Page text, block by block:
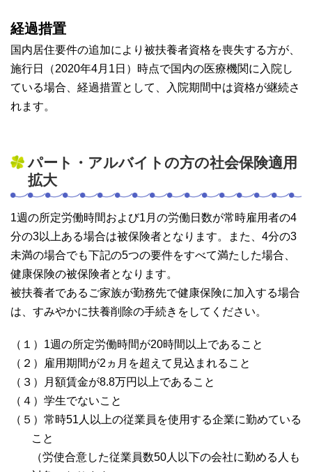
経過措置
国内居住要件の追加により被扶養者資格を喪失する方が、
施行日（2020年4月1日）時点で国内の医療機関に入院し
ている場合、経過措置として、入院期間中は資格が継続さ
れます。
パート・アルバイトの方の社会保険適用
拡大
1週の所定労働時間および1月の労働日数が常時雇用者の4
分の3以上ある場合は被保険者となります。また、4分の3
未満の場合でも下記の5つの要件をすべて満たした場合、
健康保険の被保険者となります。
被扶養者であるご家族が勤務先で健康保険に加入する場合
は、すみやかに扶養削除の手続きをしてください。
（１）1週の所定労働時間が20時間以上であること
（２）雇用期間が2ヵ月を超えて見込まれること
（３）月額賃金が8.8万円以上であること
（４）学生でないこと
（５）常時51人以上の従業員を使用する企業に勤めている
こと
（労使合意した従業員数50人以下の会社に勤める人も